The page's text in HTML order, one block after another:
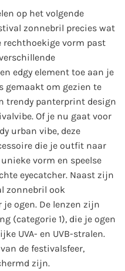
op het volgende
zonnebril precies wat
vorm past
edgy element toe aan je
gemaakt om gezien te
trendy panterprint design
Of je nu gaat voor
urban vibe, deze
die je outfit naar
vorm en speelse
eyecatcher. Naast zijn
zonnebril ook
ogen. De lenzen zijn
(categorie 1), die je ogen
UVA- en UVB-stralen.
de festivalsfeer,
zijn.